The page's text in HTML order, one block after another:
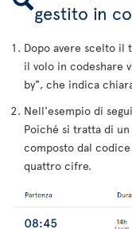
gestito in
Dopo avere scelto il
il volo in codeshare
by", che indica
Nell'esempio di
Poiché si tratta di
composto dal codice
quattro cifre.